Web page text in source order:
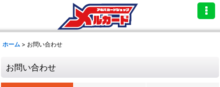
ホーム > お問い合わせ
お問い合わせ